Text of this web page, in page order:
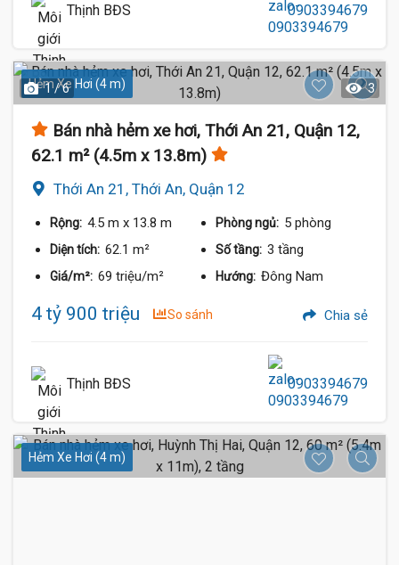
Thịnh BĐS 0903394679
Hẻm Xe Hơi (4 m)
1 / 6 3
Bán nhà hẻm xe hơi, Thới An 21, Quận 12,
62.1 m² (4.5m x 13.8m)
Thới An 21, Thới An, Quận 12
Rộng: 4.5 m x 13.8 m Phòng ngủ: 5 phòng
Diện tích: 62.1 m² Số tầng: 3 tầng
Giá/m²: 69 triệu/m² Hướng: Đông Nam
4 tỷ 900 triệu So sánh Chia sẻ
Thịnh BĐS 0903394679
Hẻm Xe Hơi (4 m)